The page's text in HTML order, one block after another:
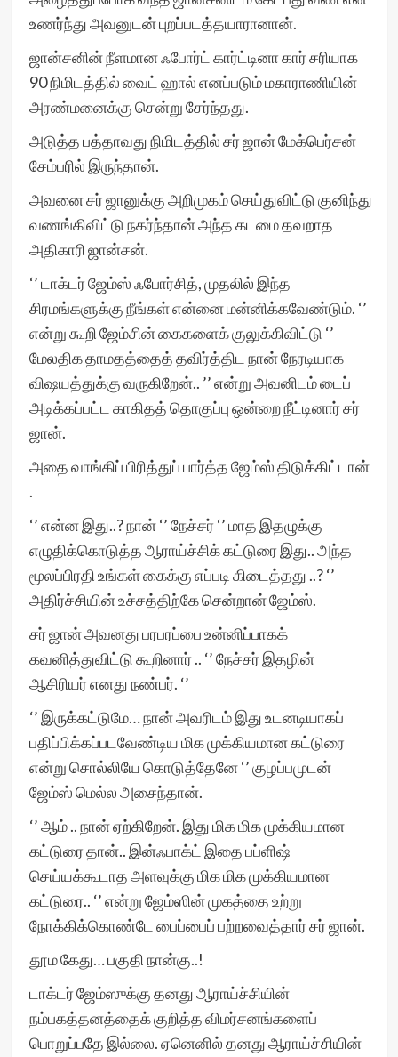
உணர்ந்து அவனுடன் புறப்படத்தயாரானான்.
ஜான்சனின் நீளமான ஃபோர்ட் கார்ட்டினா கார் சரியாக
90 நிமிடத்தில் வைட் ஹால் எனப்படும் மகாராணியின்
அரண்மனைக்கு சென்று சேர்ந்தது.
அடுத்த பத்தாவது நிமிடத்தில் சர் ஜான் மேக்பெர்சன்
சேம்பரில் இருந்தான்.
அவனை சர் ஜானுக்கு அறிமுகம் செய்துவிட்டு குனிந்து
வணங்கிவிட்டு நகர்ந்தான் அந்த கடமை தவறாத
அதிகாரி ஜான்சன்.
‘’ டாக்டர் ஜேம்ஸ் ஃபோர்சித், முதலில் இந்த
சிரமங்களுக்கு நீங்கள் என்னை மன்னிக்கவேண்டும். ‘’
என்று கூறி ஜேம்சின் கைகளைக் குலுக்கிவிட்டு ‘’
மேலதிக தாமதத்தைத் தவிர்த்திட நான் நேரடியாக
விஷயத்துக்கு வருகிறேன்.. ’’ என்று அவனிடம் டைப்
அடிக்கப்பட்ட காகிதத் தொகுப்பு ஒன்றை நீட்டினார் சர்
ஜான்.
அதை வாங்கிப் பிரித்துப் பார்த்த ஜேம்ஸ் திடுக்கிட்டான்
.
‘’ என்ன இது..? நான் ‘’ நேச்சர் ‘’ மாத இதழுக்கு
எழுதிக்கொடுத்த ஆராய்ச்சிக் கட்டுரை இது.. அந்த
மூலப்பிரதி உங்கள் கைக்கு எப்படி கிடைத்தது ..? ‘’
அதிர்ச்சியின் உச்சத்திற்கே சென்றான் ஜேம்ஸ்.
சர் ஜான் அவனது பரபரப்பை உன்னிப்பாகக்
கவனித்துவிட்டு கூறினார் .. ‘’ நேச்சர் இதழின்
ஆசிரியர் எனது நண்பர். ‘’
‘’ இருக்கட்டுமே… நான் அவரிடம் இது உடனடியாகப்
பதிப்பிக்கப்படவேண்டிய மிக முக்கியமான கட்டுரை
என்று சொல்லியே கொடுத்தேனே ‘’ குழப்பமுடன்
ஜேம்ஸ் மெல்ல அசைந்தான்.
‘’ ஆம் .. நான் ஏற்கிறேன். இது மிக மிக முக்கியமான
கட்டுரை தான்.. இன்ஃபாக்ட் இதை பப்ளிஷ்
செய்யக்கூடாத அளவுக்கு மிக மிக முக்கியமான
கட்டுரை.. ‘’ என்று ஜேம்ஸின் முகத்தை உற்று
நோக்கிக்கொண்டே பைப்பைப் பற்றவைத்தார் சர் ஜான்.
தூம கேது… பகுதி நான்கு..!
டாக்டர் ஜேம்ஸுக்கு தனது ஆராய்ச்சியின்
நம்பகத்தனத்தைக் குறித்த விமர்சனங்களைப்
பொறுப்பதே இல்லை. ஏனெனில் தனது ஆராய்ச்சியின்